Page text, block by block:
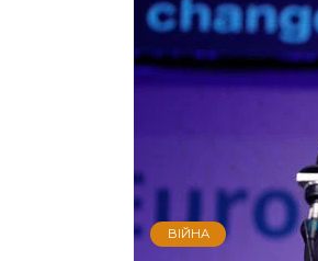
ВІЙНА